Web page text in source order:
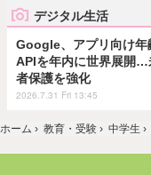
デジタル生活
Google、アプリ向け年
APIを年内に世界展開…
者保護を強化
2026.7.31 Fri 13:45
ホーム › 教育・受験 › 中学生 ›